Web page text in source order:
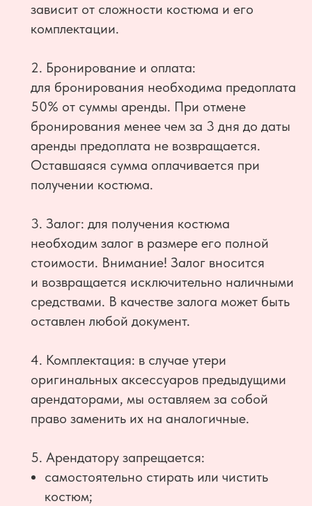
зависит от сложности костюма и его
комплектации.
2. Бронирование и оплата:
для бронирования необходима предоплата
50% от суммы аренды. При отмене
бронирования менее чем за 3 дня до даты
аренды предоплата не возвращается.
Оставшаяся сумма оплачивается при
получении костюма.
3. Залог: для получения костюма
необходим залог в размере его полной
стоимости. Внимание! Залог вносится
и возвращается исключительно наличными
средствами. В качестве залога может быть
оставлен любой документ.
4. Комплектация: в случае утери
оригинальных аксессуаров предыдущими
арендаторами, мы оставляем за собой
право заменить их на аналогичные.
5. Арендатору запрещается:
самостоятельно стирать или чистить
костюм;